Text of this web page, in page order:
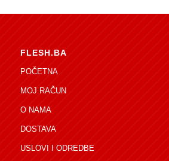
FLESH.BA
POČETNA
MOJ RAČUN
O NAMA
DOSTAVA
USLOVI I ODREDBE